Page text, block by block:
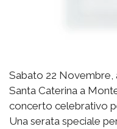
Sabato 22 Novembre,
Santa Caterina a
concerto celebrativo
Una serata speciale